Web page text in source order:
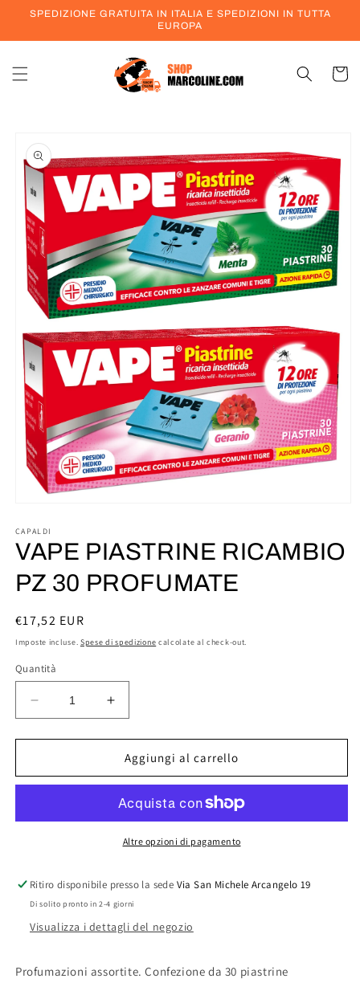
direttamente
SPEDIZIONE GRATUITA IN ITALIA E SPEDIZIONI IN TUTTA
EUROPA
Carrello
informazioni
sul prodotto
multimediali
1
in
modale
CAPALDI
VAPE PIASTRINE RICAMBIO
PZ 30 PROFUMATE
Prezzo
di
€17,52 EUR
Imposte incluse. Spese di spedizione calcolate al check-out.
Quantità
Diminuisci
quantità
per
PIASTRINE
30
PROFUMATE
Aumenta
quantità
per
VAPE
PIASTRINE
PZ
30
PROFUMATE
Aggiungi al carrello
Altre opzioni di pagamento
Ritiro disponibile presso la sede Via San Michele Arcangelo 19
Di solito pronto in 2-4 giorni
Visualizza i dettagli del negozio
Profumazioni assortite. Confezione da 30 piastrine